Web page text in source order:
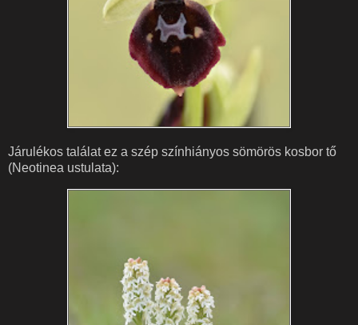
Járulékos találat ez a szép színhiányos sömörös kosbor tő
(Neotinea ustulata):